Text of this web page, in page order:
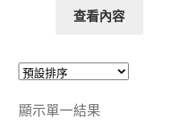
查看內容
顯示單一結果